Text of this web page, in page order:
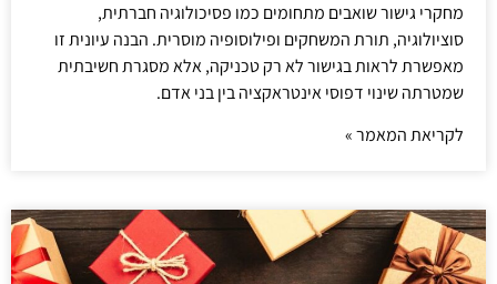
מחקרי גישור שואבים מתחומים כמו פסיכולוגיה חברתית,
סוציולוגיה, תורת המשחקים ופילוסופיה מוסרית. הבנה עיונית זו
מאפשרת לראות בגישור לא רק טכניקה, אלא מסגרת חשיבתית
שמטרתה שינוי דפוסי אינטראקציה בין בני אדם.
לקריאת המאמר »